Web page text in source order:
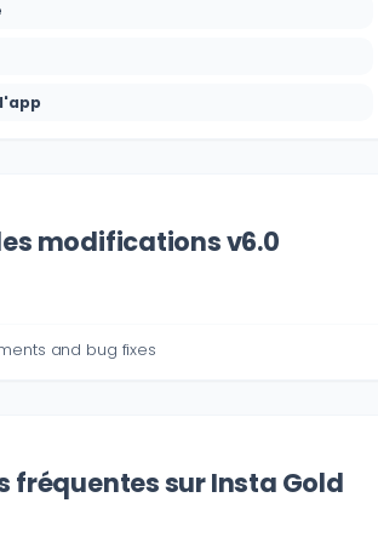
modifications v6.0
and bug fixes
fréquentes sur Insta Gold